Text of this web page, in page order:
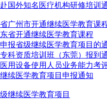
国外知名医疗机构研修培训
广州市开通继续医学教育课
省开通继续医学教育课程
报省级继续医学教育项目的
科资质培训班（东莞）报到
用设备使用人员业务能力考
续医学教育项目申报通知
继续医学教育项目